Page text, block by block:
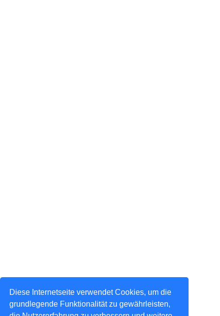
Diese Internetseite verwendet Cookies, um die
grundlegende Funktionalität zu gewährleisten,